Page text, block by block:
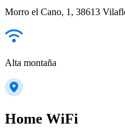
Morro el Cano, 1, 38613
Alta montaña
Home WiFi